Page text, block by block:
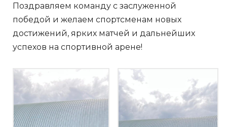
Поздравляем команду с заслуженной
победой и желаем спортсменам новых
достижений, ярких матчей и дальнейших
успехов на спортивной арене!